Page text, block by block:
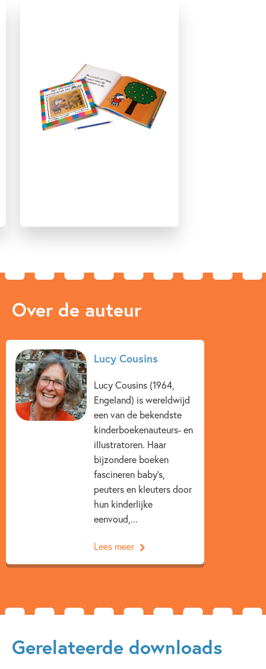
Over de auteur
Lucy Cousins
Lucy Cousins (1964,
Engeland) is wereldwijd
een van de bekendste
kinderboekenauteurs- en
illustratoren. Haar
bijzondere boeken
fascineren baby’s,
peuters en kleuters door
hun kinderlijke
eenvoud,...
Lees meer
Gerelateerde downloads